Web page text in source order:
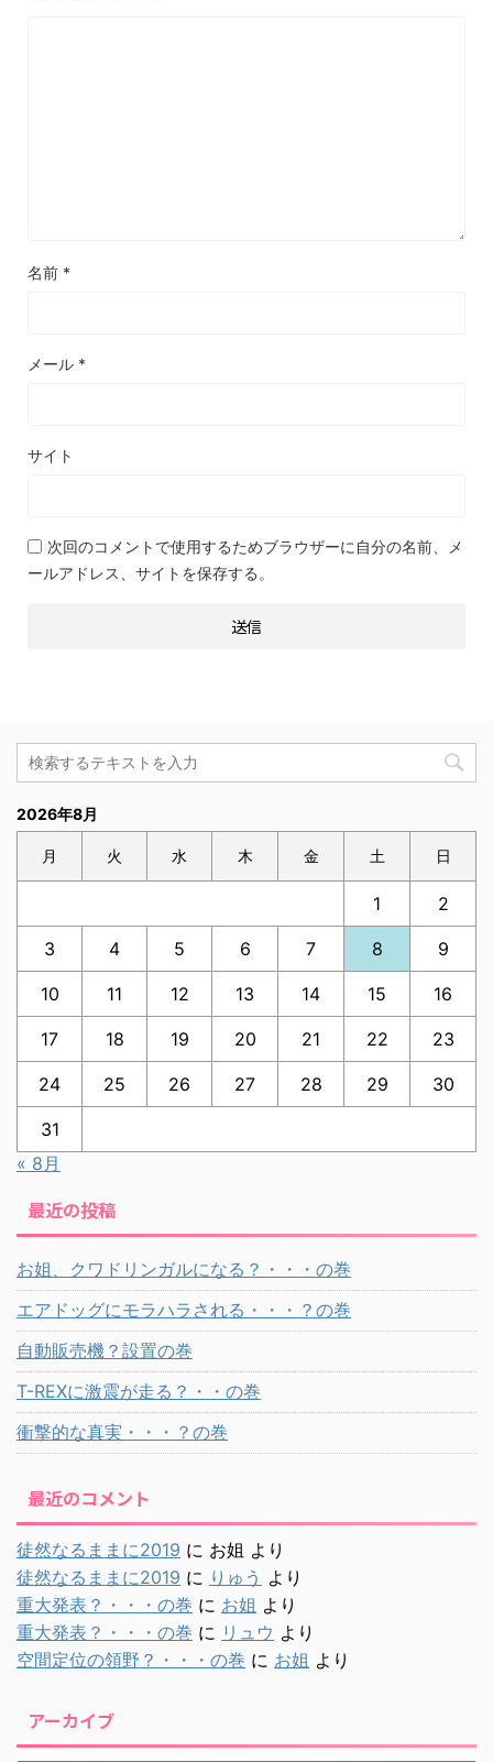
名前 *
メール *
サイト
次回のコメントで使用するためブラウザーに自分の名前、メ
ールアドレス、サイトを保存する。
2026年8月
月 火 水 木 金 土 日
1 2
3 4 5 6 7 8 9
10 11 12 13 14 15 16
17 18 19 20 21 22 23
24 25 26 27 28 29 30
31
« 8月
最近の投稿
お姐、クワドリンガルになる？・・・の巻
エアドッグにモラハラされる・・・？の巻
自動販売機？設置の巻
T-REXに激震が走る？・・の巻
衝撃的な真実・・・？の巻
最近のコメント
徒然なるままに2019 に お姐 より
徒然なるままに2019 に りゅう より
重大発表？・・・の巻 に お姐 より
重大発表？・・・の巻 に リュウ より
空間定位の領野？・・・の巻 に お姐 より
アーカイブ